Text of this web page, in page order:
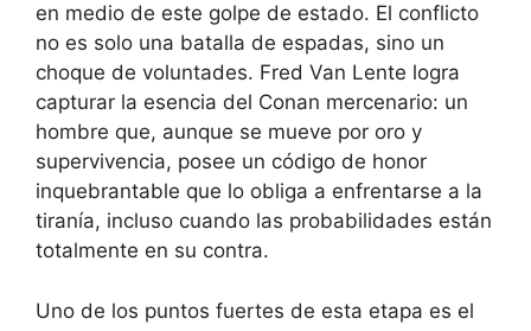
en medio de este golpe de estado. El conflicto
no es solo una batalla de espadas, sino un
choque de voluntades. Fred Van Lente logra
capturar la esencia del Conan mercenario: un
hombre que, aunque se mueve por oro y
supervivencia, posee un código de honor
inquebrantable que lo obliga a enfrentarse a la
tiranía, incluso cuando las probabilidades están
totalmente en su contra.
Uno de los puntos fuertes de esta etapa es el